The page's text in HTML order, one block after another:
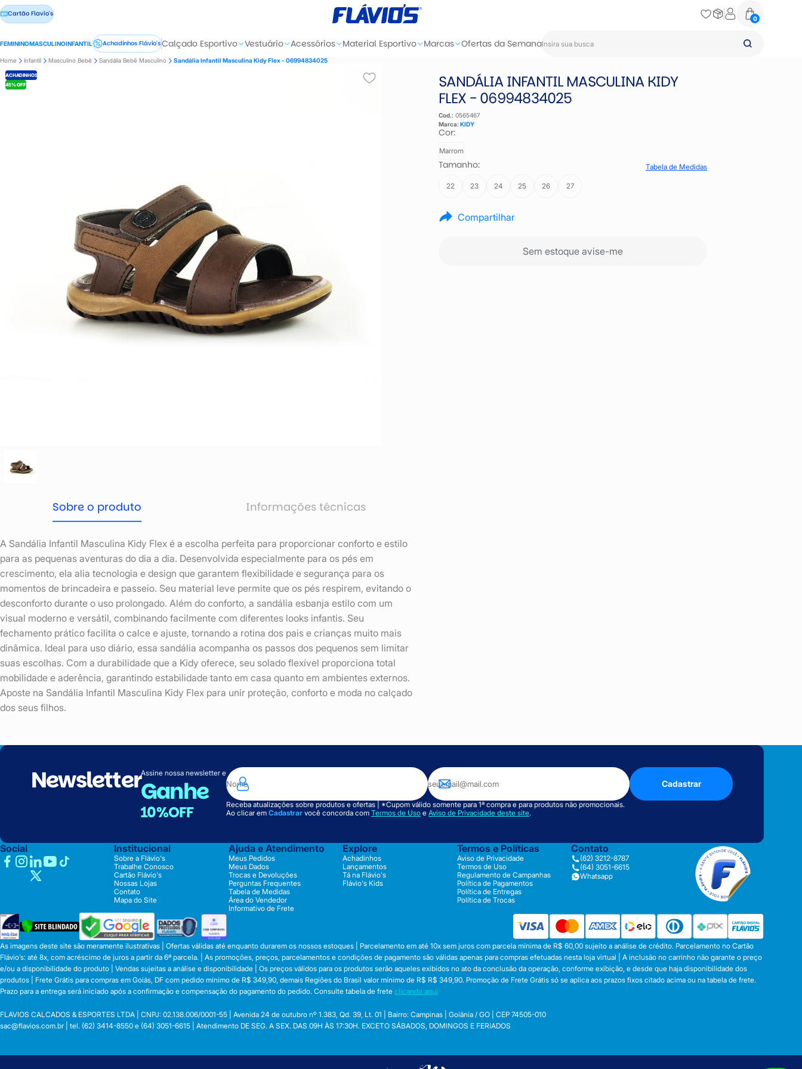
Cartão Flavio's
0
FEMININOMASCULINOINFANTIL Achadinhos Flávio'sCalçado Esportivo Vestuário Acessórios Material Esportivo Marcas Ofertas da Semana
Home Infantil Masculino Bebê Sandália Bebê Masculino Sandália Infantil Masculina Kidy Flex - 06994834025
45% OFF
ACHADINHOS
SANDÁLIA INFANTIL MASCULINA KIDY
FLEX - 06994834025
Cod.: 0565467
Marca: KIDY
Cor:
Marrom
Tamanho: Tabela de Medidas
22 23 24 25 26 27
Compartilhar
Sem estoque avise-me
Sobre o produto Informações técnicas
A Sandália Infantil Masculina Kidy Flex é a escolha perfeita para proporcionar conforto e estilo
para as pequenas aventuras do dia a dia. Desenvolvida especialmente para os pés em
crescimento, ela alia tecnologia e design que garantem flexibilidade e segurança para os
momentos de brincadeira e passeio. Seu material leve permite que os pés respirem, evitando o
desconforto durante o uso prolongado. Além do conforto, a sandália esbanja estilo com um
visual moderno e versátil, combinando facilmente com diferentes looks infantis. Seu
fechamento prático facilita o calce e ajuste, tornando a rotina dos pais e crianças muito mais
dinâmica. Ideal para uso diário, essa sandália acompanha os passos dos pequenos sem limitar
suas escolhas. Com a durabilidade que a Kidy oferece, seu solado flexível proporciona total
mobilidade e aderência, garantindo estabilidade tanto em casa quanto em ambientes externos.
Aposte na Sandália Infantil Masculina Kidy Flex para unir proteção, conforto e moda no calçado
dos seus filhos.
NewsletterAssine nossa newsletter e
Ganhe
10%OFF
Cadastrar
Receba atualizações sobre produtos e ofertas | *Cupom válido somente para 1ª compra e para produtos não promocionais.
Ao clicar em Cadastrar você concorda com Termos de Uso e Aviso de Privacidade deste site.
Social Institucional
Sobre a Flávio's
Trabalhe Conosco
Cartão Flávio's
Nossas Lojas
Contato
Mapa do Site
Ajuda e Atendimento
Meus Pedidos
Meus Dados
Trocas e Devoluções
Perguntas Frequentes
Tabela de Medidas
Área do Vendedor
Informativo de Frete
Explore
Achadinhos
Lançamentos
Tá na Flávio's
Flávio's Kids
Termos e Políticas
Aviso de Privacidade
Termos de Uso
Regulamento de Campanhas
Política de Pagamentos
Política de Entregas
Política de Trocas
Contato
(62) 3212-8787
(64) 3051-6615
Whatsapp
As imagens deste site são meramente ilustrativas | Ofertas válidas até enquanto durarem os nossos estoques | Parcelamento em até 10x sem juros com parcela mínima de R$ 60,00 sujeito a análise de crédito. Parcelamento no Cartão
Flávio’s: até 8x, com acréscimo de juros a partir da 6ª parcela. | As promoções, preços, parcelamentos e condições de pagamento são válidas apenas para compras efetuadas nesta loja virtual | A inclusão no carrinho não garante o preço
e/ou a disponibilidade do produto | Vendas sujeitas a análise e disponibilidade | Os preços válidos para os produtos serão aqueles exibidos no ato da conclusão da operação, conforme exibição, e desde que haja disponibilidade dos
produtos | Frete Grátis para compras em Goiás, DF com pedido mínimo de R$ 349,90, demais Regiões do Brasil valor mínimo de R$ R$ 349,90. Promoção de Frete Grátis só se aplica aos prazos fixos citado acima ou na tabela de frete.
Prazo para a entrega será iniciado após a confirmação e compensação do pagamento do pedido. Consulte tabela de frete clicando aqui
FLAVIOS CALCADOS & ESPORTES LTDA | CNPJ: 02.138.006/0001-55 | Avenida 24 de outubro nº 1.383, Qd. 39, Lt. 01 | Bairro: Campinas | Goiânia / GO | CEP 74505-010
sac@flavios.com.br | tel. (62) 3414-8550 e (64) 3051-6615 | Atendimento DE SEG. A SEX. DAS 09H ÀS 17:30H. EXCETO SÁBADOS, DOMINGOS E FERIADOS